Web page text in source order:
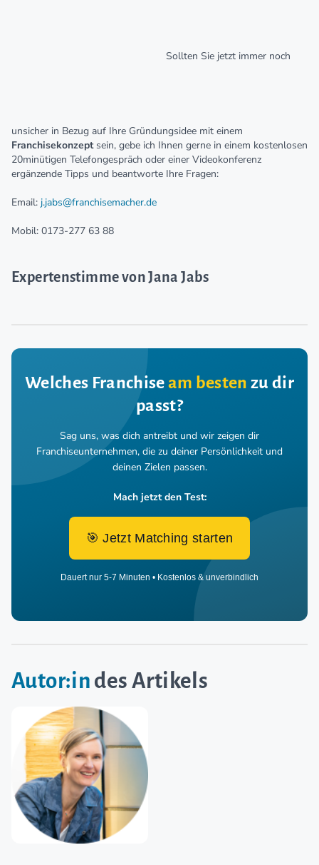
Sollten Sie jetzt immer noch
unsicher in Bezug auf Ihre Gründungsidee mit einem
Franchisekonzeptsein, gebe ich Ihnen gerne in einem kostenlosen
20minütigen Telefongespräch oder einer Videokonferenz
ergänzende Tipps und beantworte Ihre Fragen:
Email: j.jabs@franchisemacher.de
Mobil: 0173-277 63 88
Expertenstimme von Jana Jabs
Welches Franchiseam besten zu dir
passt?
Sag uns, was dich antreibt und wir zeigen dir
Franchiseunternehmen, die zu deiner Persönlichkeit und
deinen Zielen passen.
Mach jetzt den Test:
🎯 Jetzt Matching starten
Dauert nur 5-7 Minuten • Kostenlos & unverbindlich
Autor:in des Artikels